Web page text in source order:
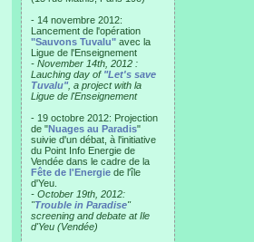
- 14 novembre 2012:
Lancement de l'opération
"Sauvons Tuvalu" avec la
Ligue de l'Enseignement
- November 14th, 2012 :
Lauching day of "Let's save
Tuvalu", a project with la
Ligue de l'Enseignement
- 19 octobre 2012: Projection
de "Nuages au Paradis"
suivie d'un débat, à l'initiative
du Point Info Energie de
Vendée dans le cadre de la
Fête de l'Energie de l'île
d'Yeu.
- October 19th, 2012:
"Trouble in Paradise"
screening and debate at Ile
d'Yeu (Vendée)